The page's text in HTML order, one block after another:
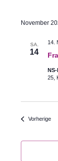
November
SA.
14
14.
25,
Vorherige